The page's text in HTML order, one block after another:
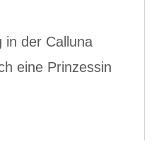
in der Calluna
eine Prinzessin